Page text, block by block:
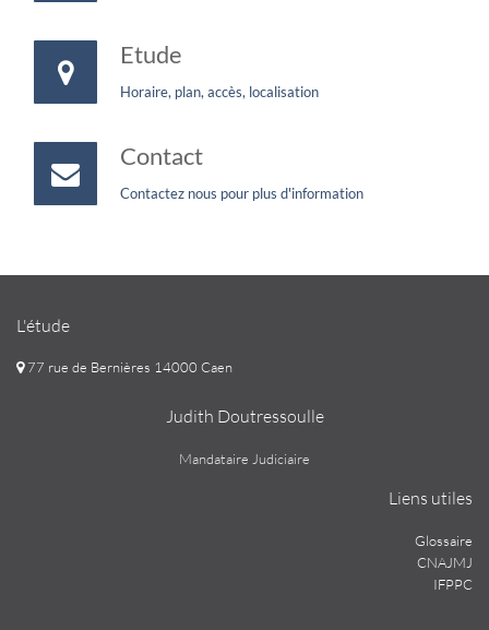
Etude
Horaire, plan, accès, localisation
Contact
Contactez nous pour plus d'information
L'étude
77 rue de Bernières 14000 Caen
Judith Doutressoulle
Mandataire Judiciaire
Liens utiles
Glossaire
CNAJMJ
IFPPC